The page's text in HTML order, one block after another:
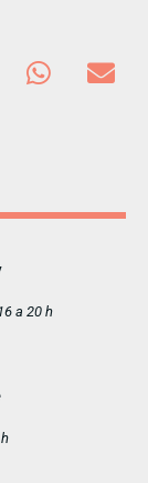
a 20 h